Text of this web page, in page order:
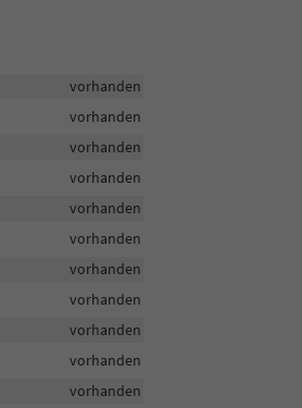
vorhanden
vorhanden
vorhanden
vorhanden
vorhanden
vorhanden
vorhanden
vorhanden
vorhanden
vorhanden
vorhanden